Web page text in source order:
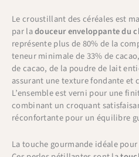
Le croustillant des céréales est
par ladouceur enveloppante du
représente plus de 80% de la
teneur minimale de 33% de
de cacao, de la poudre de lait
assurant une texture fondante et
L’ensemble est verni pour une
combinant un croquant
réconfortante pour un équilibre
La touche gourmande idéale pour